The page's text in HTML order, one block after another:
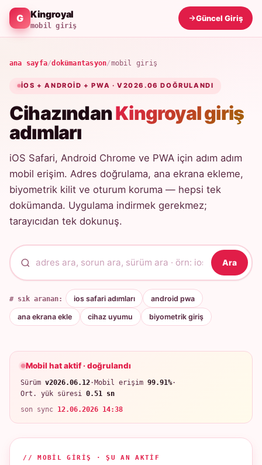
Kingroyal
mobil giriş
Güncel Giriş
ana sayfa/dokümantasyon/mobil giriş
IOS + ANDROID + PWA · V2026.06 DOĞRULANDI
CihazındanKingroyal giriş
adımları
iOS Safari, Android Chrome ve PWA için adım adım
mobil erişim. Adres doğrulama, ana ekrana ekleme,
biyometrik kilit ve oturum koruma — hepsi tek
dokümanda. Uygulama indirmek gerekmez;
tarayıcıdan tek dokunuş.
Ara
# sık aranan: ios safari adımları android pwa
ana ekrana ekle cihaz uyumu biyometrik giriş
Mobil hat aktif · doğrulandı
Sürüm v2026.06.12·Mobil erişim 99.91%·
Ort. yük süresi 0.51 sn
son sync 12.06.2026 14:38
// MOBIL GIRIŞ · ŞU AN AKTIF